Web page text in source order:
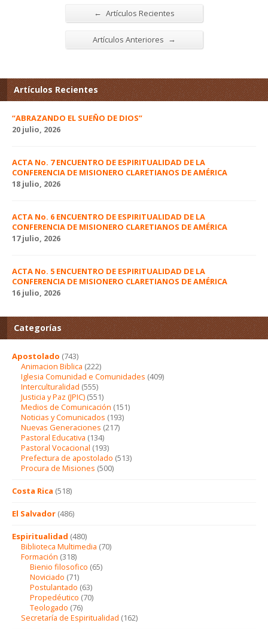
← Artículos Recientes
Artículos Anteriores →
Artículos Recientes
“ABRAZANDO EL SUEÑO DE DIOS”
20 julio, 2026
ACTA No. 7 ENCUENTRO DE ESPIRITUALIDAD DE LA
CONFERENCIA DE MISIONERO CLARETIANOS DE AMÉRICA
18 julio, 2026
ACTA No. 6 ENCUENTRO DE ESPIRITUALIDAD DE LA
CONFERENCIA DE MISIONERO CLARETIANOS DE AMÉRICA
17 julio, 2026
ACTA No. 5 ENCUENTRO DE ESPIRITUALIDAD DE LA
CONFERENCIA DE MISIONERO CLARETIANOS DE AMÉRICA
16 julio, 2026
Categorías
Apostolado (743)
Animacion Biblica (222)
Iglesia Comunidad e Comunidades (409)
Interculturalidad (555)
Justicia y Paz (JPIC) (551)
Medios de Comunicación (151)
Noticias y Comunicados (193)
Nuevas Generaciones (217)
Pastoral Educativa (134)
Pastoral Vocacional (193)
Prefectura de apostolado (513)
Procura de Misiones (500)
Costa Rica (518)
El Salvador (486)
Espiritualidad (480)
Biblioteca Multimedia (70)
Formación (318)
Bienio filosofico (65)
Noviciado (71)
Postulantado (63)
Propedéutico (70)
Teologado (76)
Secretaría de Espiritualidad (162)